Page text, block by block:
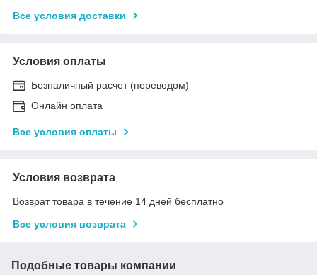
Все условия доставки
Условия оплаты
Безналичный расчет (переводом)
Онлайн оплата
Все условия оплаты
Условия возврата
Возврат товара в течение 14 дней бесплатно
Все условия возврата
Подобные товары компании